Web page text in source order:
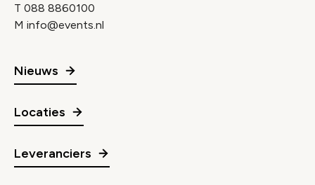
T 088 8860100
M info@events.nl
Nieuws
Locaties
Leveranciers